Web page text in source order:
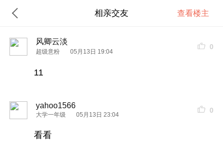
相亲交友 查看楼主
风卿云淡
超级意粉 05月13日 19:04
0
11
yahoo1566
大学一年级 05月13日 23:04
0
看看